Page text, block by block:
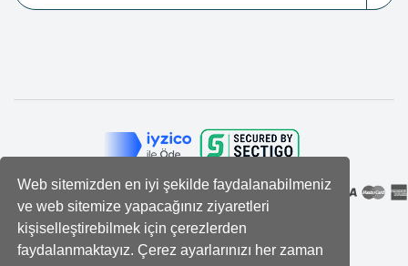
Web sitemizden en iyi şekilde faydalanabilmeniz
ve web sitemize yapacağınız ziyaretleri
kişiselleştirebilmek için çerezlerden
faydalanmaktayız. Çerez ayarlarınızı her zaman